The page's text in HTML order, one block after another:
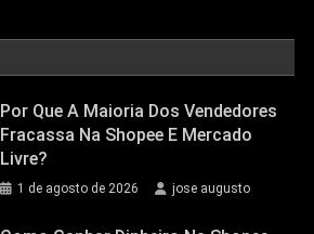
Por Que A Maioria Dos Vendedores
Fracassa Na Shopee E Mercado
Livre?
1 de agosto de 2026 jose augusto